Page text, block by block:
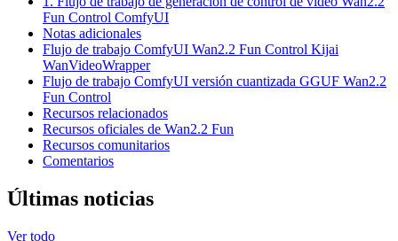
Fun Control ComfyUI
Notas adicionales
Flujo de trabajo ComfyUI Wan2.2 Fun Control Kijai
WanVideoWrapper
Flujo de trabajo ComfyUI versión cuantizada GGUF Wan2.2
Fun Control
Recursos relacionados
Recursos oficiales de Wan2.2 Fun
Recursos comunitarios
Comentarios
Últimas noticias
Ver todo